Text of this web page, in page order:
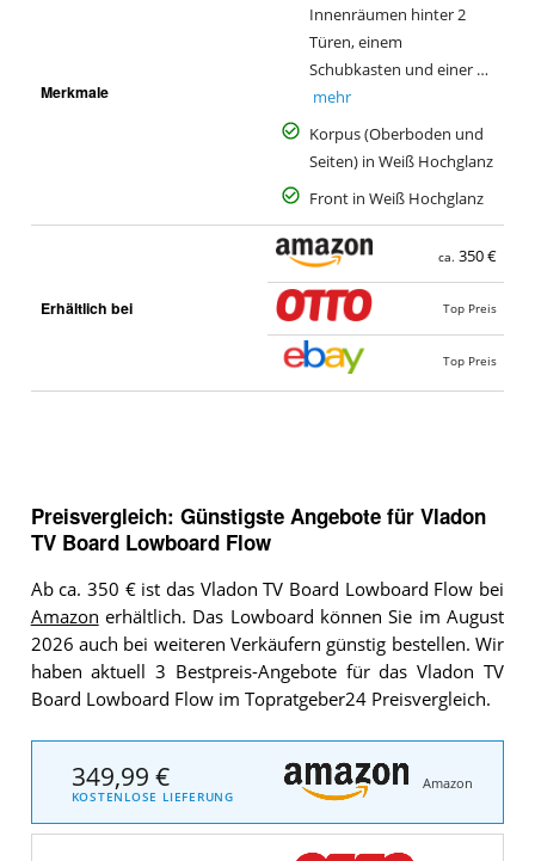
Merkmale
Innenräumen hinter 2
Türen, einem
Schubkasten und einer …
mehr
Korpus (Oberboden und
Seiten) in Weiß Hochglanz
Front in Weiß Hochglanz
Erhältlich bei
ca. 350 €
Top Preis
Top Preis
Preisvergleich: Günstigste Angebote für Vladon
TV Board Lowboard Flow
Ab ca. 350 € ist das Vladon TV Board Lowboard Flow bei
Amazon erhältlich. Das Lowboard können Sie im August
2026 auch bei weiteren Verkäufern günstig bestellen. Wir
haben aktuell 3 Bestpreis-Angebote für das Vladon TV
Board Lowboard Flow im Topratgeber24 Preisvergleich.
349,99 €
KOSTENLOSE LIEFERUNG
Amazon